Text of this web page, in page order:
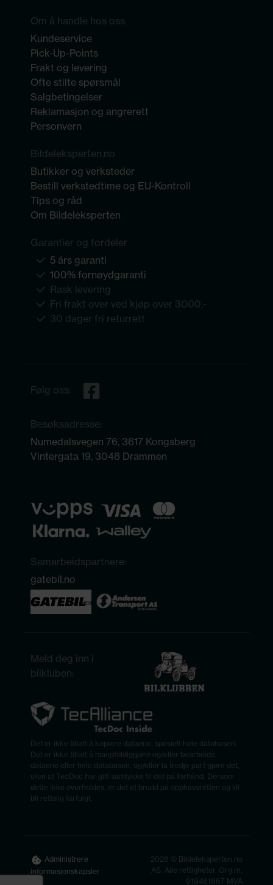
Om å handle hos oss
Kundeservice
Pick-Up-Points
Frakt og levering
Ofte stilte spørsmål
Salgbetingelser
Reklamasjon og angrerett
Personvern
Bildeleksperten.no
Butikker og verksteder
Bestill verkstedtime og EU-Kontroll
Tips og råd
Om Bildeleksperten
Garantier og fordeler
5 års garanti
100% fornøydgaranti
Rask levering
Fri frakt over ved kjøp over 3000,-
30 dager fri returrett
Følg oss:
Besøksadresse:
Numedalsvegen 76, 3617 Kongsberg
Vintergata 19, 3048 Drammen
Samarbeidspartnere:
gatebil.no
Meld deg inn i
bilkluben:
Det er ikke tillatt å kopiere dataene, spesielt hele databasen.
Det er ikke tillatt å mangfoldiggjøre og/eller bearbeide
dataene eller hele databasen, og/eller la tredje part gjøre det,
uten at TecDoc har gitt samtykke til det på forhånd. Dersom
dette ikke overholdes, er det et brudd på opphavsretten og vil
bli rettslig forfulgt.
Administrere
informasjonskapsler
2026 © Bildeleksperten.no
AS. Alle rettigheter. Org.nr.
919461667 MVA